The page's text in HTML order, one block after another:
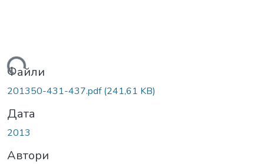
Файли
201350-431-437.pdf(241,61 KB)
Дата
2013
Автори